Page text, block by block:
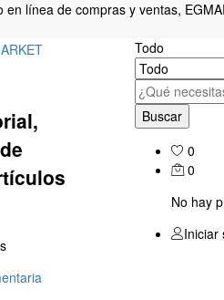
en línea de compras y ventas,
Todo
Buscar
0
0
No hay
Iniciar